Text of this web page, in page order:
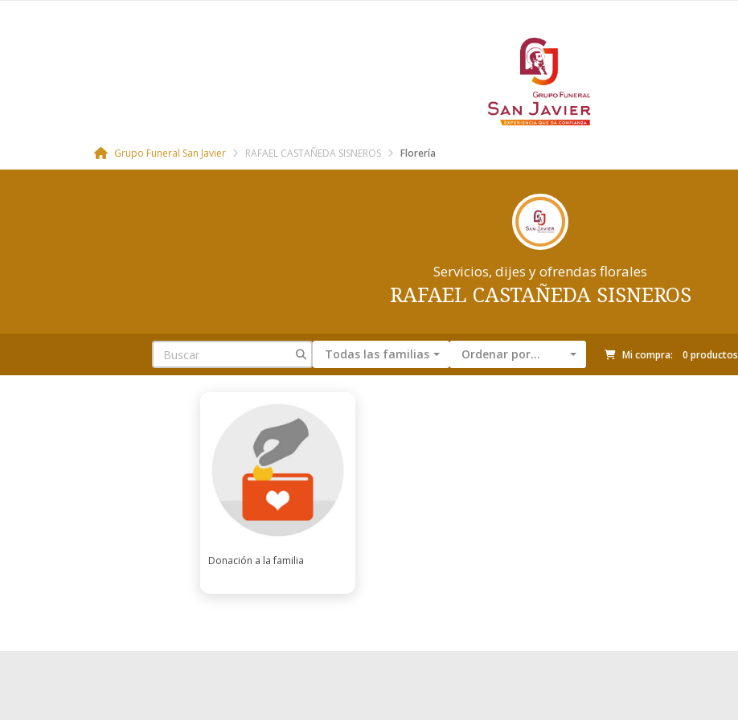
Grupo Funeral San Javier RAFAEL CASTAÑEDA SISNEROS Florería
Servicios, dijes y ofrendas florales
RAFAEL CASTAÑEDA SISNEROS
Todas las familias Ordenar por... Mi compra: 0 productos
Donación a la familia